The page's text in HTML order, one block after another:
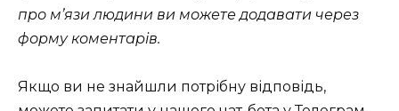
про м’язи людини ви можете додавати через
форму коментарів.
Якщо ви не знайшли потрібну відповідь,